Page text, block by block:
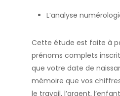
L’analyse
Cette étude est faite à
prénoms complets
que votre date de
mémoire que vos
le travail, l’argent,